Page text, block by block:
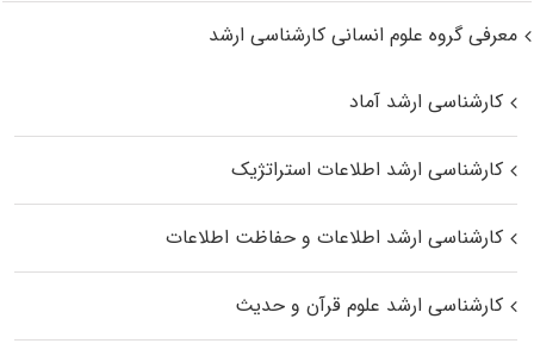
معرفی گروه علوم انسانی کارشناسی ارشد
کارشناسی ارشد آماد
کارشناسی ارشد اطلاعات استراتژیک
کارشناسی ارشد اطلاعات و حفاظت اطلاعات
کارشناسی ارشد علوم قرآن و حدیث